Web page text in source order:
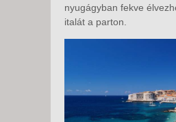
nyugágyban fekve
italát a parton.